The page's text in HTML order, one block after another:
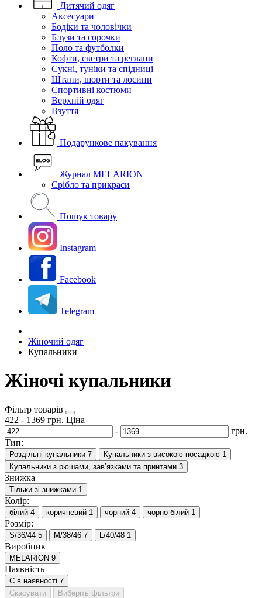
Дитячий одяг
Аксесуари
Бодіки та чоловічки
Блузи та сорочки
Поло та футболки
Кофти, светри та реглани
Сукні, туніки та спідниці
Штани, шорти та лосини
Спортивні костюми
Верхній одяг
Взуття
Подарункове пакування
Журнал MELARION
Срібло та прикраси
Пошук товару
Instagram
Facebook
Telegram
Жіночий одяг
Купальники
Жіночі купальники
Фільтр товарів
422 - 1369 грн. Ціна
-
грн.
Тип:
Роздільні купальники 7 Купальники з високою посадкою 1
Купальники з рюшами, зав’язками та принтами 3
Знижка
Тільки зі знижками 1
Колір:
білий 4 коричневий 1 чорний 4 чорно-білий 1
Розмір:
S/36/44 5 M/38/46 7 L/40/48 1
Виробник
MELARION 9
Наявність
Є в наявності 7
Скасувати
Виберіть фільтри